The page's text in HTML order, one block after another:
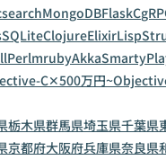
MongoDBFlaskC
SQLiteClojureElixirLisp
PerlmrubyAkkaSmarty
C✕500万円~
栃木県群馬県埼玉県千葉県
京都府大阪府兵庫県奈良県